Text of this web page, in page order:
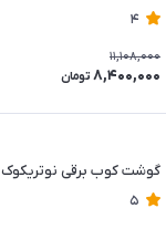
4
11,108,000
8,400,000 تومان
گوشت کوب برقی نوتریکوک HB150
5